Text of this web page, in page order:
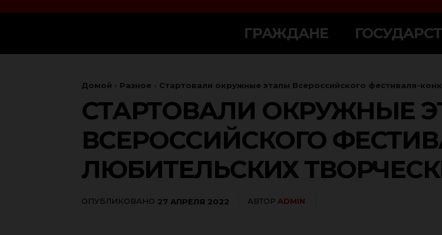
ГРАЖДАНЕ
Домой Разное Стартовали окружные этапы Всероссийского фестиваля-
СТАРТОВАЛИ ОКРУЖНЫЕ
ВСЕРОССИЙСКОГО
ЛЮБИТЕЛЬСКИХ
ОПУБЛИКОВАНО 27 АПРЕЛЯ 2022 АВТОР ADMIN